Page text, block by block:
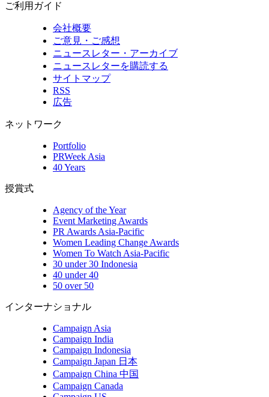
ご利用ガイド
会社概要
ご意見・ご感想
ニュースレター・アーカイブ
ニュースレターを購読する
サイトマップ
RSS
広告
ネットワーク
Portfolio
PRWeek Asia
40 Years
授賞式
Agency of the Year
Event Marketing Awards
PR Awards Asia-Pacific
Women Leading Change Awards
Women To Watch Asia-Pacific
30 under 30 Indonesia
40 under 40
50 over 50
インターナショナル
Campaign Asia
Campaign India
Campaign Indonesia
Campaign Japan 日本
Campaign China 中国
Campaign Canada